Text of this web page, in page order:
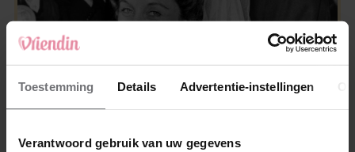
Toestemming Details Advertentie-instellingen
Verantwoord gebruik van uw gegevens
WEEKEND